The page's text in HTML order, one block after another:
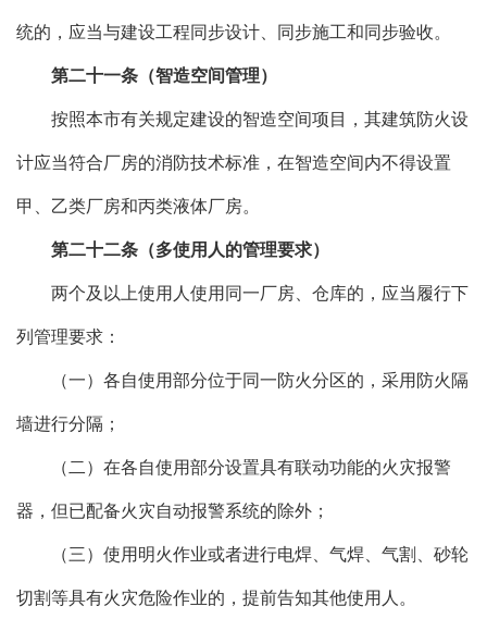
统的，应当与建设工程同步设计、同步施工和同步验收。
第二十一条（智造空间管理）
按照本市有关规定建设的智造空间项目，其建筑防火设
计应当符合厂房的消防技术标准，在智造空间内不得设置
甲、乙类厂房和丙类液体厂房。
第二十二条（多使用人的管理要求）
两个及以上使用人使用同一厂房、仓库的，应当履行下
列管理要求：
（一）各自使用部分位于同一防火分区的，采用防火隔
墙进行分隔；
（二）在各自使用部分设置具有联动功能的火灾报警
器，但已配备火灾自动报警系统的除外；
（三）使用明火作业或者进行电焊、气焊、气割、砂轮
切割等具有火灾危险作业的，提前告知其他使用人。